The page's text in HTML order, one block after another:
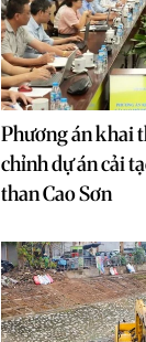
Phương án khai
chỉnh dự án cải
than Cao Sơn